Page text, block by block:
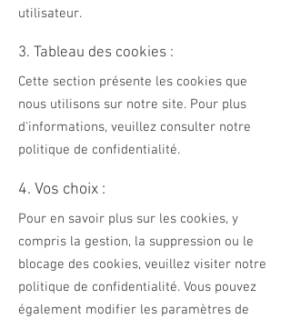
utilisateur.
3. Tableau des cookies :
Cette section présente les cookies que
nous utilisons sur notre site. Pour plus
d'informations, veuillez consulter notre
politique de confidentialité.
4. Vos choix :
Pour en savoir plus sur les cookies, y
compris la gestion, la suppression ou le
blocage des cookies, veuillez visiter notre
politique de confidentialité. Vous pouvez
également modifier les paramètres de